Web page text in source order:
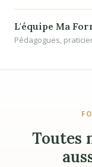
L'équipe Ma
Pédagogues,
Toutes